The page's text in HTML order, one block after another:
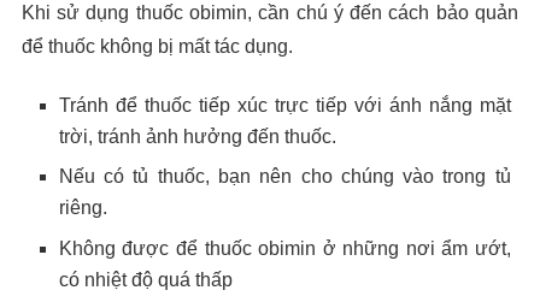
Khi sử dụng thuốc obimin, cần chú ý đến cách bảo quản
để thuốc không bị mất tác dụng.
Tránh để thuốc tiếp xúc trực tiếp với ánh nắng mặt
trời, tránh ảnh hưởng đến thuốc.
Nếu có tủ thuốc, bạn nên cho chúng vào trong tủ
riêng.
Không được để thuốc obimin ở những nơi ẩm ướt,
có nhiệt độ quá thấp